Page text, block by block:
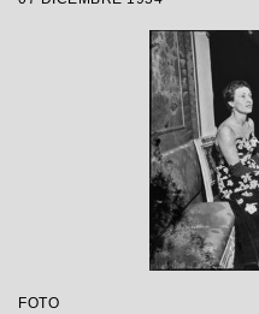
Votto, con la regia
FOTO